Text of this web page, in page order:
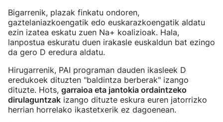
Bigarrenik, plazak finkatu ondoren,
gaztelaniazkoengatik edo euskarazkoengatik aldatu
ezin izatea eskatu zuen Na+ koalizioak. Hala,
lanpostua eskuratu duen irakasle euskaldun bat ezingo
da gero D eredura aldatu.
Hirugarrenik, PAI programan dauden ikasleek D
eredukoek dituzten "baldintza berberak" izango
dituzte. Hots, garraioa eta jantokia ordaintzeko
dirulaguntzak izango dituzte eskura euren jatorrizko
herrian horrelako ikastetxerik ez dagoenean.